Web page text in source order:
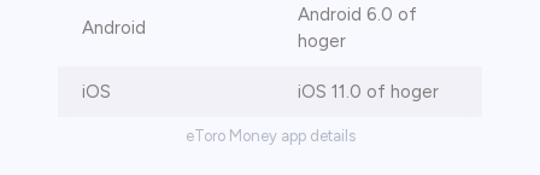
eToro Money app details
Android
Android 6.0 of
hoger
iOS iOS 11.0 of hoger